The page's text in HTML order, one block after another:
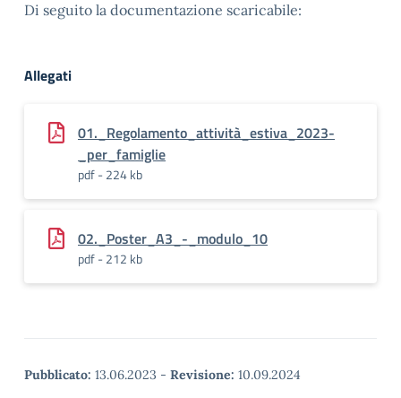
Di seguito la documentazione scaricabile:
Allegati
01._Regolamento_attività_estiva_2023-
_per_famiglie
pdf - 224 kb
02._Poster_A3_-_modulo_10
pdf - 212 kb
Pubblicato: 13.06.2023 - Revisione: 10.09.2024